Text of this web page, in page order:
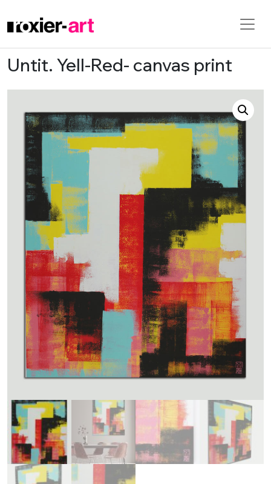
Skip to main content
Untit. Yell-Red- canvas print